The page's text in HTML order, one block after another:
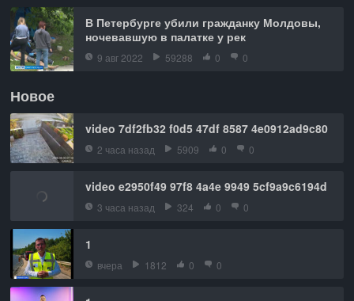
В Петербурге убили гражданку Молдовы,
ночевавшую в палатке у рек
9 авг 2022 59288 0 0
Новое
video 7df2fb32 f0d5 47df 8587 4e0912ad9c80
2 часа назад 5909 0 0
video e2950f49 97f8 4a4e 9949 5cf9a9c6194d
3 часа назад 324 0 0
1
вчера 1812 0 0